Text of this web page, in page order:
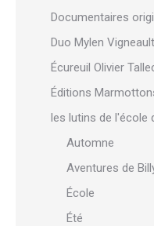
Documentaires
Duo Mylen
Écureuil Olivier
Éditions
les lutins de l'école
Automne
Aventures de
École
Été